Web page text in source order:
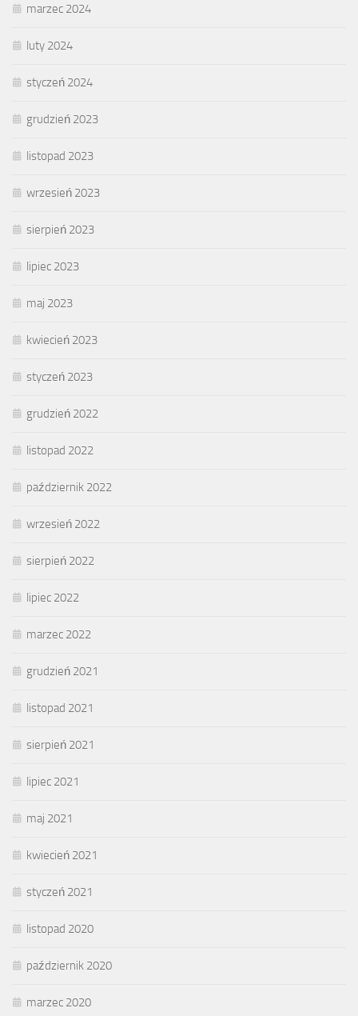
marzec 2024
luty 2024
styczeń 2024
grudzień 2023
listopad 2023
wrzesień 2023
sierpień 2023
lipiec 2023
maj 2023
kwiecień 2023
styczeń 2023
grudzień 2022
listopad 2022
październik 2022
wrzesień 2022
sierpień 2022
lipiec 2022
marzec 2022
grudzień 2021
listopad 2021
sierpień 2021
lipiec 2021
maj 2021
kwiecień 2021
styczeń 2021
listopad 2020
październik 2020
marzec 2020